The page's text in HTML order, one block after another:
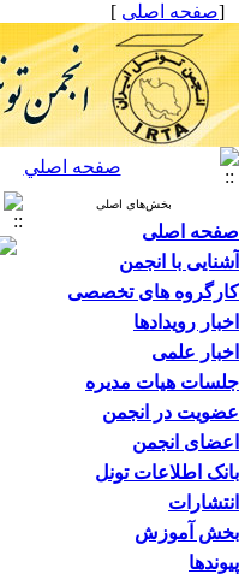
[صفحه اصلی ]
صفحه اصلي
بخش‌های اصلی
صفحه اصلی
آشنایی با انجمن
کارگروه های تخصصی
اخبار رویدادها
اخبار علمی
جلسات هیات مدیره
عضویت در انجمن
اعضای انجمن
بانک اطلاعات تونل
انتشارات
بخش آموزش
پیوندها